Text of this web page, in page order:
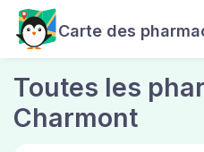
Carte des
Toutes les
Charmont